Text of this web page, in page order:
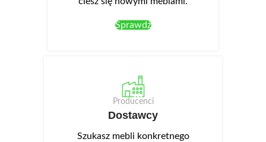
Sprawdź
Producenci
Dostawcy
Szukasz mebli konkretnego